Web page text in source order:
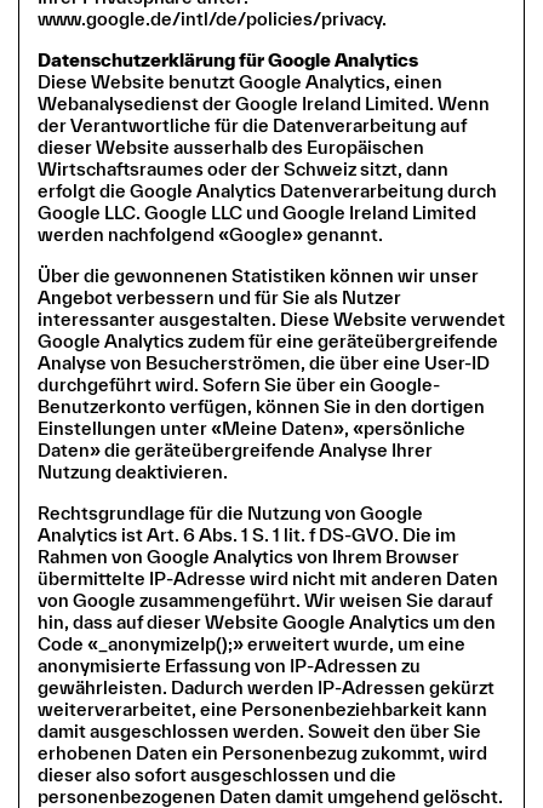
www.google.de/intl/de/policies/privacy.
Datenschutzerklärung für Google Analytics
Diese Website benutzt Google Analytics, einen
Webanalysedienst der Google Ireland Limited. Wenn
der Verantwortliche für die Datenverarbeitung auf
dieser Website ausserhalb des Europäischen
Wirtschaftsraumes oder der Schweiz sitzt, dann
erfolgt die Google Analytics Datenverarbeitung durch
Google LLC. Google LLC und Google Ireland Limited
werden nachfolgend «Google» genannt.
Über die gewonnenen Statistiken können wir unser
Angebot verbessern und für Sie als Nutzer
interessanter ausgestalten. Diese Website verwendet
Google Analytics zudem für eine geräteübergreifende
Analyse von Besucherströmen, die über eine User-ID
durchgeführt wird. Sofern Sie über ein Google-
Benutzerkonto verfügen, können Sie in den dortigen
Einstellungen unter «Meine Daten», «persönliche
Daten» die geräteübergreifende Analyse Ihrer
Nutzung deaktivieren.
Rechtsgrundlage für die Nutzung von Google
Analytics ist Art. 6 Abs. 1 S. 1 lit. f DS-GVO. Die im
Rahmen von Google Analytics von Ihrem Browser
übermittelte IP-Adresse wird nicht mit anderen Daten
von Google zusammengeführt. Wir weisen Sie darauf
hin, dass auf dieser Website Google Analytics um den
Code «_anonymizeIp();» erweitert wurde, um eine
anonymisierte Erfassung von IP-Adressen zu
gewährleisten. Dadurch werden IP-Adressen gekürzt
weiterverarbeitet, eine Personenbeziehbarkeit kann
damit ausgeschlossen werden. Soweit den über Sie
erhobenen Daten ein Personenbezug zukommt, wird
dieser also sofort ausgeschlossen und die
personenbezogenen Daten damit umgehend gelöscht.